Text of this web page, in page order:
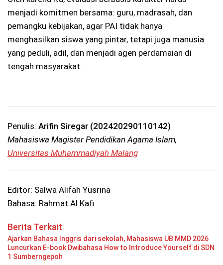
menjadi komitmen bersama: guru, madrasah, dan
pemangku kebijakan, agar PAI tidak hanya
menghasilkan siswa yang pintar, tetapi juga manusia
yang peduli, adil, dan menjadi agen perdamaian di
tengah masyarakat.
Penulis: Arifin Siregar (202420290110142)
Mahasiswa Magister Pendidikan Agama Islam,
Universitas Muhammadiyah Malang
Editor: Salwa Alifah Yusrina
Bahasa: Rahmat Al Kafi
Berita Terkait
Ajarkan Bahasa Inggris dari sekolah, Mahasiswa UB MMD 2026
Luncurkan E-book Dwibahasa How to Introduce Yourself di SDN
1 Sumberngepoh